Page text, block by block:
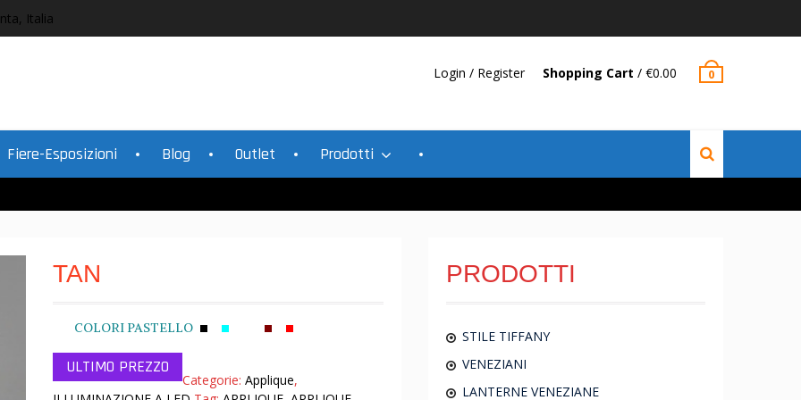
Italia
Login / Register Shopping Cart / €0.00 0
Fiere-Esposizioni Blog Outlet Prodotti
TAN
COLORI PASTELLO
Categorie:Applique,
PRODOTTI
STILE TIFFANY
VENEZIANI
LANTERNE VENEZIANE